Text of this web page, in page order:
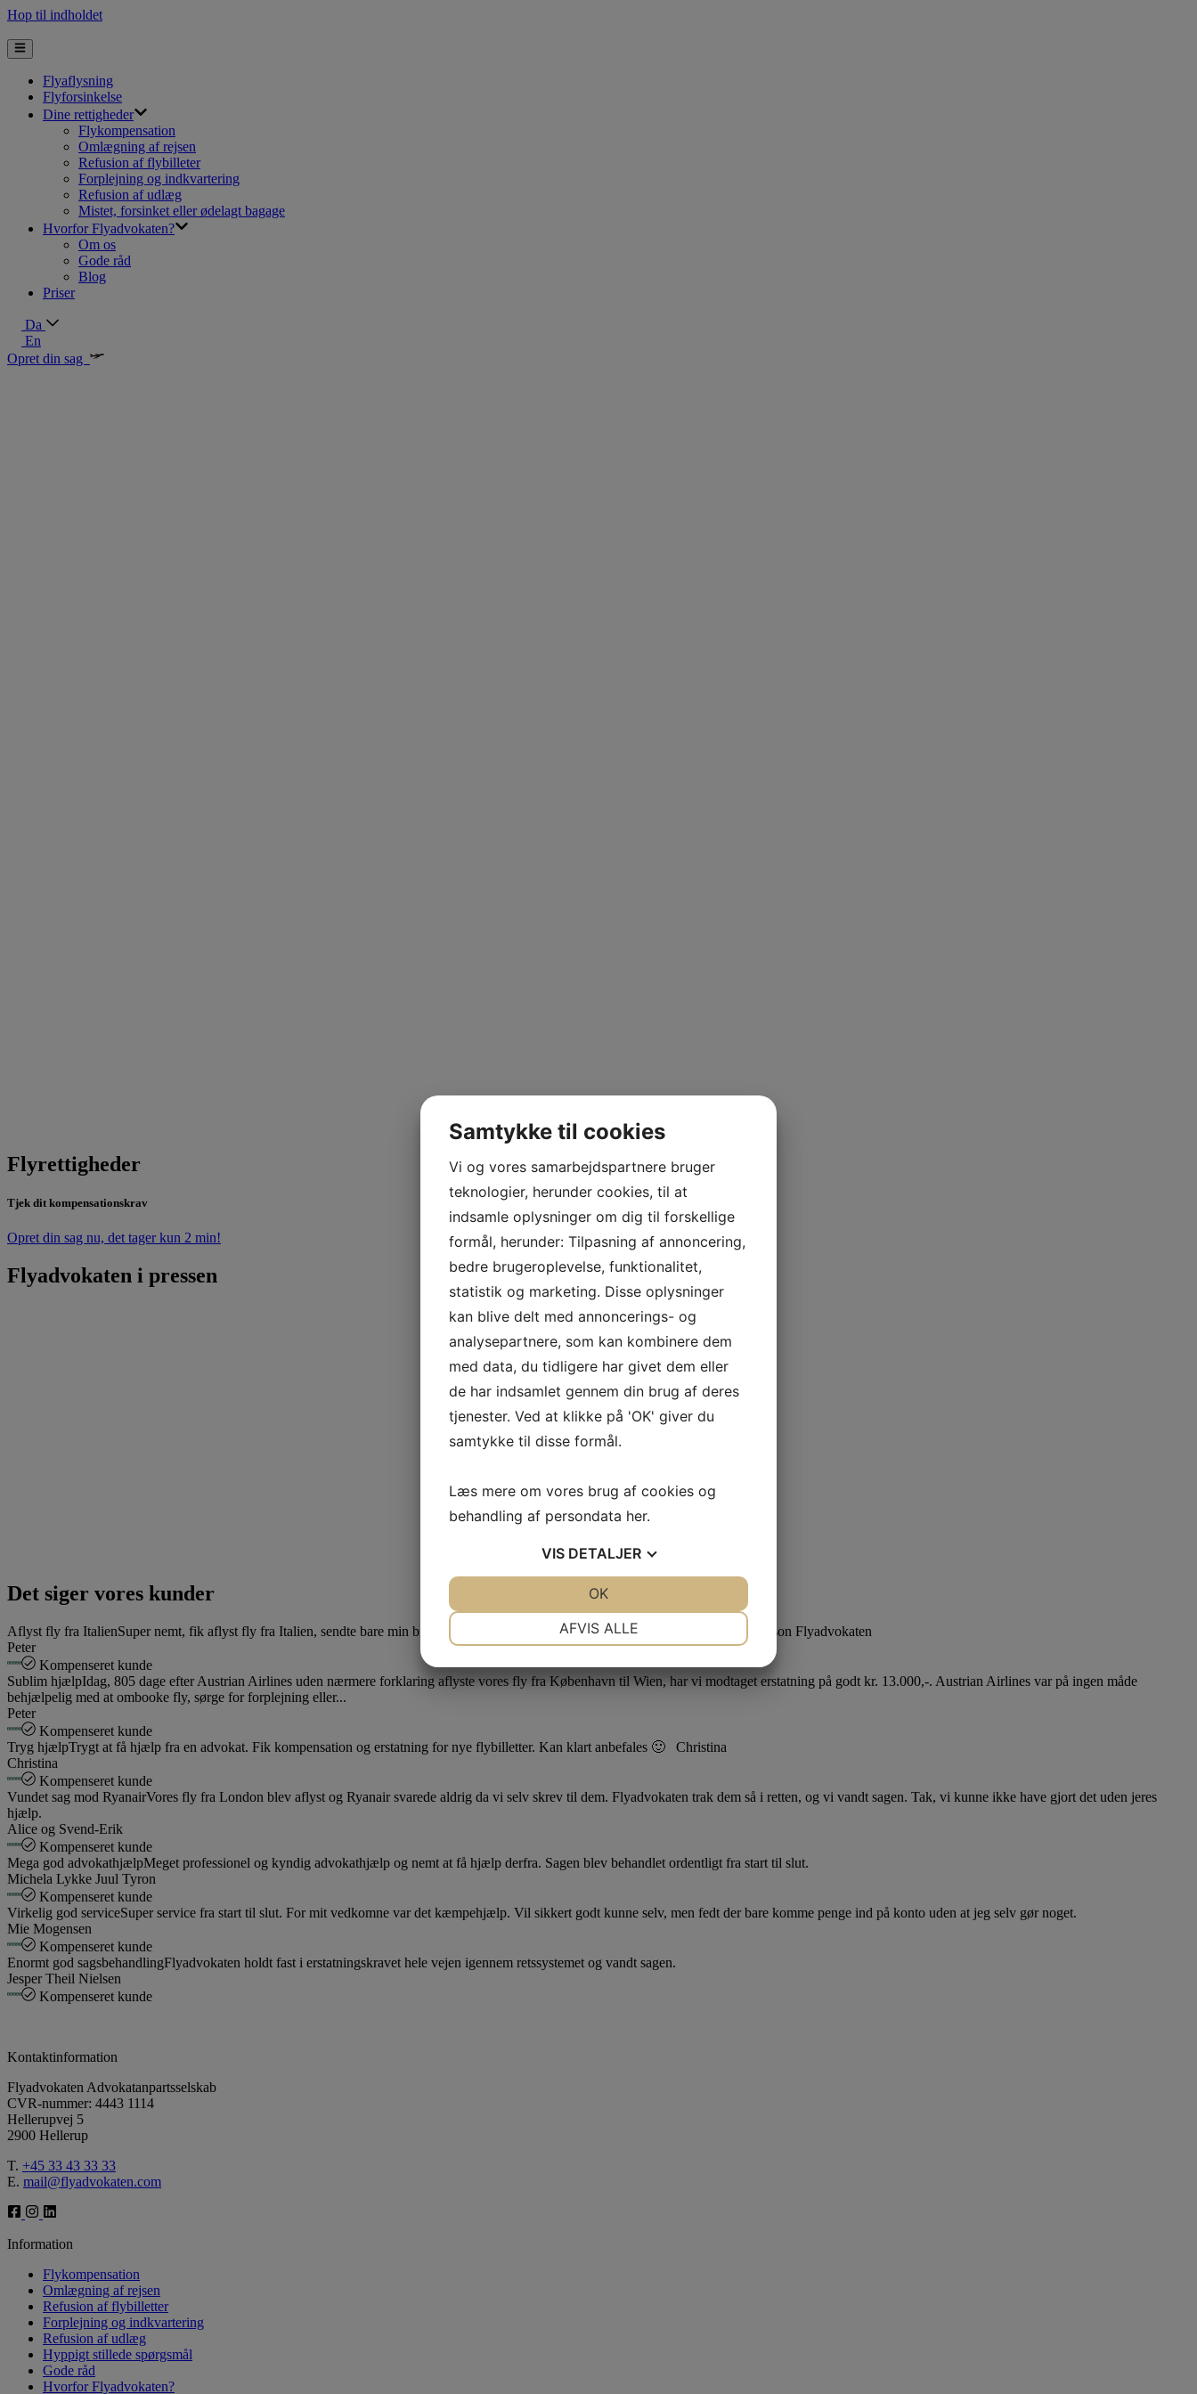
Hop til indholdet
Flyaflysning
Flyforsinkelse
Dine rettigheder
Flykompensation
Omlægning af rejsen
Refusion af flybilleter
Forplejning og indkvartering
Refusion af udlæg
Mistet, forsinket eller ødelagt bagage
Hvorfor Flyadvokaten?
Om os
Gode råd
Blog
Priser
Da
En
Opret din sag
Flyrettigheder
Tjek dit kompensationskrav
Opret din sag nu, det tager kun 2 min!
Flyadvokaten i pressen
Det siger vores kunder
Aflyst fly fra ItalienSuper nemt, fik aflyst fly fra Italien, sendte bare min billet til Flyadvokaten. Bom lige fået 2500 tilbage. Tak Eva Persson Flyadvokaten
Peter
Kompenseret kunde
Sublim hjælpIdag, 805 dage efter Austrian Airlines uden nærmere forklaring aflyste vores fly fra København til Wien, har vi modtaget erstatning på godt kr. 13.000,-. Austrian Airlines var på ingen måde
behjælpelig med at ombooke fly, sørge for forplejning eller...
Peter
Kompenseret kunde
Tryg hjælpTrygt at få hjælp fra en advokat. Fik kompensation og erstatning for nye flybilletter. Kan klart anbefales 🙂 Christina
Christina
Kompenseret kunde
Vundet sag mod RyanairVores fly fra London blev aflyst og Ryanair svarede aldrig da vi selv skrev til dem. Flyadvokaten trak dem så i retten, og vi vandt sagen. Tak, vi kunne ikke have gjort det uden jeres
hjælp.
Alice og Svend-Erik
Kompenseret kunde
Mega god advokathjælpMeget professionel og kyndig advokathjælp og nemt at få hjælp derfra. Sagen blev behandlet ordentligt fra start til slut.
Michela Lykke Juul Tyron
Kompenseret kunde
Virkelig god serviceSuper service fra start til slut. For mit vedkomne var det kæmpehjælp. Vil sikkert godt kunne selv, men fedt der bare komme penge ind på konto uden at jeg selv gør noget.
Mie Mogensen
Kompenseret kunde
Enormt god sagsbehandlingFlyadvokaten holdt fast i erstatningskravet hele vejen igennem retssystemet og vandt sagen.
Jesper Theil Nielsen
Kompenseret kunde
Kontaktinformation
Flyadvokaten Advokatanpartsselskab
CVR-nummer: 4443 1114
Hellerupvej 5
2900 Hellerup
T. +45 33 43 33 33
E. mail@flyadvokaten.com
Information
Flykompensation
Omlægning af rejsen
Refusion af flybilletter
Forplejning og indkvartering
Refusion af udlæg
Hyppigt stillede spørgsmål
Gode råd
Hvorfor Flyadvokaten?
Samtykke til cookies
Vi og vores samarbejdspartnere bruger
teknologier, herunder cookies, til at
indsamle oplysninger om dig til forskellige
formål, herunder: Tilpasning af annoncering,
bedre brugeroplevelse, funktionalitet,
statistik og marketing. Disse oplysninger
kan blive delt med annoncerings- og
analysepartnere, som kan kombinere dem
med data, du tidligere har givet dem eller
de har indsamlet gennem din brug af deres
tjenester. Ved at klikke på 'OK' giver du
samtykke til disse formål.
Læs mere om vores brug af cookies og
behandling af persondata her.
VIS DETALJER
MARKETING STATISTIK
AFVIS ALLE
OK